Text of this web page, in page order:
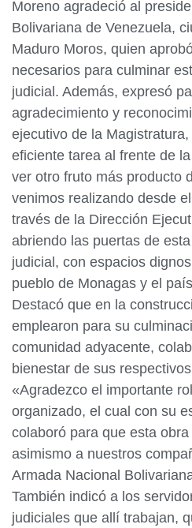
Moreno agradeció al
Bolivariana de Venezuela,
Maduro Moros, quien
necesarios para culminar
judicial. Además, expresó
agradecimiento y
ejecutivo de la
eficiente tarea al frente de
ver otro fruto más producto
venimos realizando desde
través de la Dirección
abriendo las puertas de
judicial, con espacios
pueblo de Monagas y el
Destacó que en la
emplearon para su
comunidad adyacente,
bienestar de sus
«Agradezco el importante
organizado, el cual con su
colaboró para que esta
asimismo a nuestros
Armada Nacional
También indicó a los
judiciales que allí trabajan,